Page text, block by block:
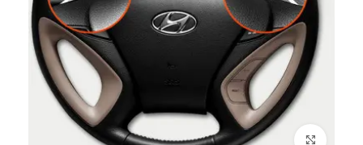
برای بزرگنمایی کلیک کنید